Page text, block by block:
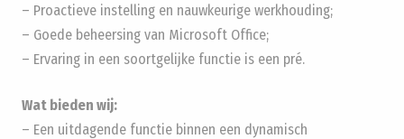
– Proactieve instelling en nauwkeurige werkhouding;
– Goede beheersing van Microsoft Office;
– Ervaring in een soortgelijke functie is een pré.
Wat bieden wij:
– Een uitdagende functie binnen een dynamisch